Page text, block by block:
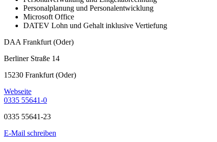
Personalplanung und Personalentwicklung
Microsoft Office
DATEV Lohn und Gehalt inklusive Vertiefung
DAA Frankfurt (Oder)
Berliner Straße 14
15230 Frankfurt (Oder)
Webseite
0335 55641-0
0335 55641-23
E-Mail schreiben